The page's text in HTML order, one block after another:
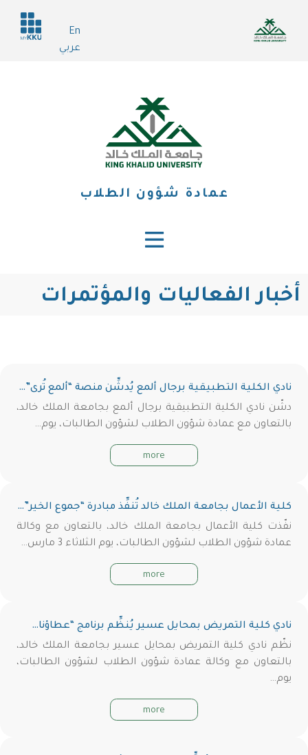
المحتوى
En
عربي
Header
services
عمادة شؤون الطلاب
أخبار الفعاليات والمؤتمرات
نادي الكلية التطبيقية برجال ألمع يُدشِّن منصة “ألمع تُرى”…
دشّن نادي الكلية التطبيقية برجال ألمع بجامعة الملك خالد،
بالتعاون مع عمادة شؤون الطلاب لشؤون الطالبات، يوم…
more
كلية الأعمال بجامعة الملك خالد تُنفِّذ مبادرة “جموع الخير”…
نفّذت كلية الأعمال بجامعة الملك خالد، بالتعاون مع وكالة
عمادة شؤون الطلاب لشؤون الطالبات، يوم الثلاثاء 3 مارس…
more
نادي كلية التمريض بمحايل عسير يُنظِّم برنامج “عطاؤنا…
نظّم نادي كلية التمريض بمحايل عسير بجامعة الملك خالد،
بالتعاون مع وكالة عمادة شؤون الطلاب لشؤون الطالبات،
يوم…
more